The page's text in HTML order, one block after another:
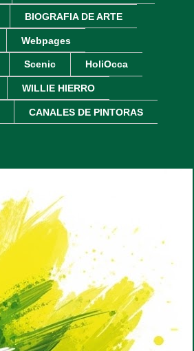
BIOGRAFIA DE ARTE
Webpages
Scenic HoliOcca
WILLIE HIERRO
CANALES DE PINTORAS